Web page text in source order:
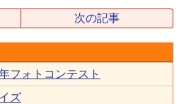
次の記事
フォトコンテスト
ズ